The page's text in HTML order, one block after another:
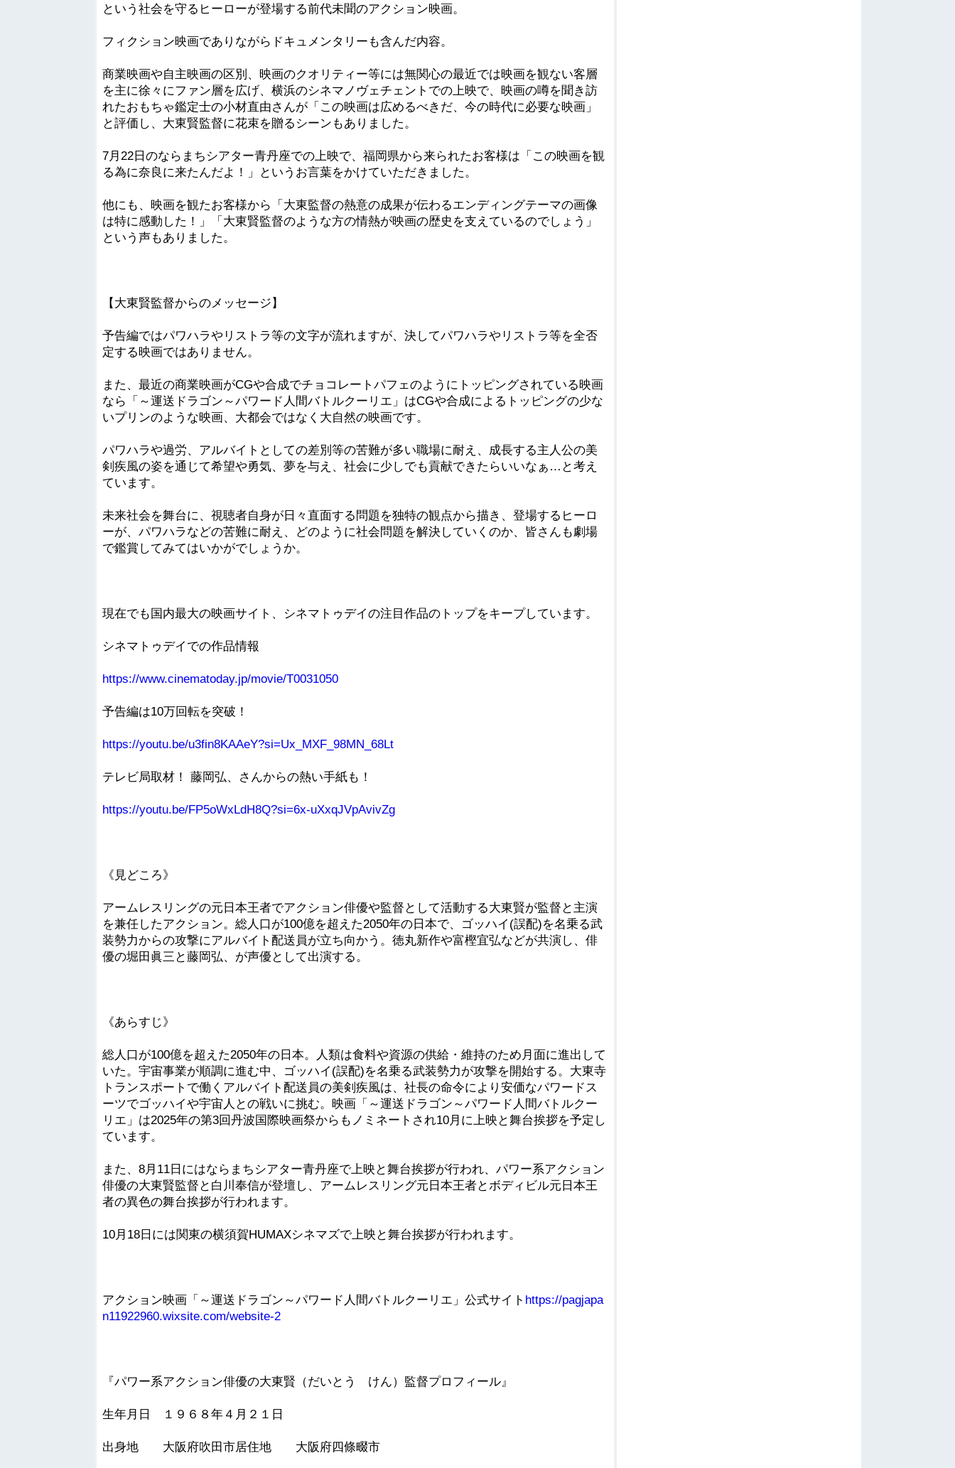
という社会を守るヒーローが登場する前代未聞のアクション映画。
フィクション映画でありながらドキュメンタリーも含んだ内容。
商業映画や自主映画の区別、映画のクオリティー等には無関心の最近では映画を観ない客層
を主に徐々にファン層を広げ、横浜のシネマノヴェチェントでの上映で、映画の噂を聞き訪
れたおもちゃ鑑定士の小材直由さんが「この映画は広めるべきだ、今の時代に必要な映画」
と評価し、大東賢監督に花束を贈るシーンもありました。
7月22日のならまちシアター青丹座での上映で、福岡県から来られたお客様は「この映画を観
る為に奈良に来たんだよ！」というお言葉をかけていただきました。
他にも、映画を観たお客様から「大東監督の熱意の成果が伝わるエンディングテーマの画像
は特に感動した！」「大東賢監督のような方の情熱が映画の歴史を支えているのでしょう」
という声もありました。
【大東賢監督からのメッセージ】
予告編ではパワハラやリストラ等の文字が流れますが、決してパワハラやリストラ等を全否
定する映画ではありません。
また、最近の商業映画がCGや合成でチョコレートパフェのようにトッピングされている映画
なら「～運送ドラゴン～パワード人間バトルクーリエ」はCGや合成によるトッピングの少な
いプリンのような映画、大都会ではなく大自然の映画です。
パワハラや過労、アルバイトとしての差別等の苦難が多い職場に耐え、成長する主人公の美
剣疾風の姿を通じて希望や勇気、夢を与え、社会に少しでも貢献できたらいいなぁ…と考え
ています。
未来社会を舞台に、視聴者自身が日々直面する問題を独特の観点から描き、登場するヒーロ
ーが、パワハラなどの苦難に耐え、どのように社会問題を解決していくのか、皆さんも劇場
で鑑賞してみてはいかがでしょうか。
現在でも国内最大の映画サイト、シネマトゥデイの注目作品のトップをキープしています。
シネマトゥデイでの作品情報
https://www.cinematoday.jp/movie/T0031050
予告編は10万回転を突破！
https://youtu.be/u3fin8KAAeY?si=Ux_MXF_98MN_68Lt
テレビ局取材！ 藤岡弘、さんからの熱い手紙も！
https://youtu.be/FP5oWxLdH8Q?si=6x-uXxqJVpAvivZg
《見どころ》
アームレスリングの元日本王者でアクション俳優や監督として活動する大東賢が監督と主演
を兼任したアクション。総人口が100億を超えた2050年の日本で、ゴッハイ(誤配)を名乗る武
装勢力からの攻撃にアルバイト配送員が立ち向かう。徳丸新作や富樫宜弘などが共演し、俳
優の堀田眞三と藤岡弘、が声優として出演する。
《あらすじ》
総人口が100億を超えた2050年の日本。人類は食料や資源の供給・維持のため月面に進出して
いた。宇宙事業が順調に進む中、ゴッハイ(誤配)を名乗る武装勢力が攻撃を開始する。大東寺
トランスポートで働くアルバイト配送員の美剣疾風は、社長の命令により安価なパワードス
ーツでゴッハイや宇宙人との戦いに挑む。映画「～運送ドラゴン～パワード人間バトルクー
リエ」は2025年の第3回丹波国際映画祭からもノミネートされ10月に上映と舞台挨拶を予定し
ています。
また、8月11日にはならまちシアター青丹座で上映と舞台挨拶が行われ、パワー系アクション
俳優の大東賢監督と白川奉信が登壇し、アームレスリング元日本王者とボディビル元日本王
者の異色の舞台挨拶が行われます。
10月18日には関東の横須賀HUMAXシネマズで上映と舞台挨拶が行われます。
アクション映画「～運送ドラゴン～パワード人間バトルクーリエ」公式サイト https://pagjapa
n11922960.wixsite.com/website-2
『パワー系アクション俳優の大東賢（だいとう けん）監督プロフィール』
生年月日 １９６８年４月２１日
出身地 大阪府吹田市居住地 大阪府四條畷市